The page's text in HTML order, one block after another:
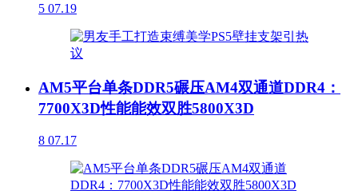
5 07.19
AM5平台单条DDR5碾压AM4双通道DDR4：
7700X3D性能能效双胜5800X3D
8 07.17